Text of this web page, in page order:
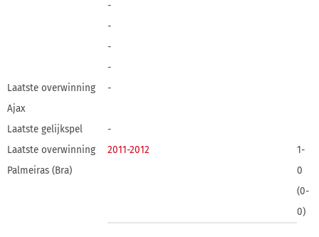
-
-
-
-
Laatste overwinning
Ajax
-
Laatste gelijkspel
-
Laatste overwinning
Palmeiras (Bra)
2011-2012
1-
0
(0-
0)